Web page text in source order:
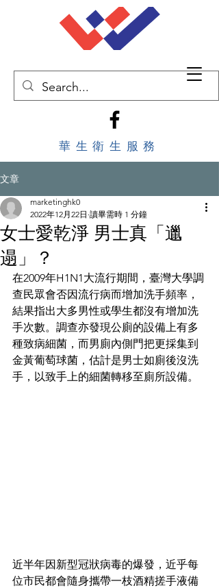
華生衛生服務
文章
女士愛乾淨 男士真「邋
遢」？
marketinghk0
2022年12月22日 讀畢需時 1 分鐘
在2009年H1N1大流行期間，臺灣大學調
查民眾會否因流行病而增加洗手頻率，
結果指出大多男性或學生都沒有增加洗
手次數。調查亦發現公廁的設備上有多
種致病細菌，而男廁內側門把更採集到
金黃葡萄球菌，估計是男士如廁後沒洗
手，以致手上的細菌轉移至廁所設備。
近半年因新型冠狀病毒的爆發，近乎每
位市民都會隨身攜帶一枝酒精搓手液備